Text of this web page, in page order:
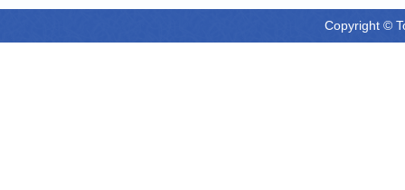
Copyright ©